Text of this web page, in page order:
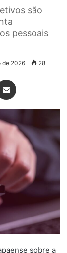
são
pessoais
de 2026 28
sobre a